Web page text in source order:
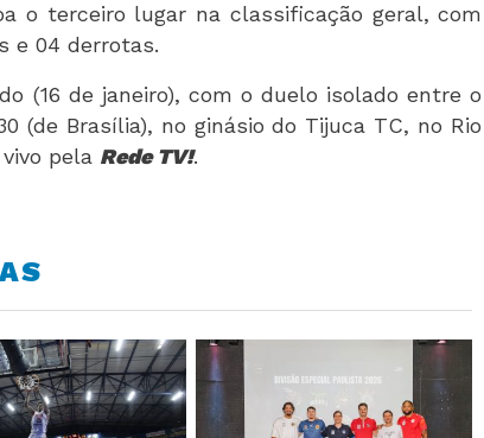
o terceiro lugar na classificação geral, com
e 04 derrotas.
(16 de janeiro), com o duelo isolado entre o
(de Brasília), no ginásio do Tijuca TC, no Rio
pela Rede TV!.